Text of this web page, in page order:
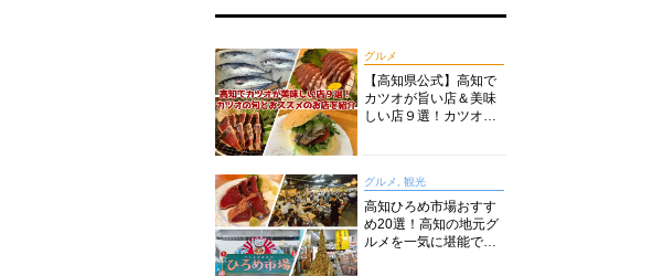
グルメ
【高知県公式】高知で
カツオが旨い店＆美味
しい店９選！カツオの
グルメ, 観光
高知ひろめ市場おすす
め20選！高知の地元グ
ルメを一気に堪能でき